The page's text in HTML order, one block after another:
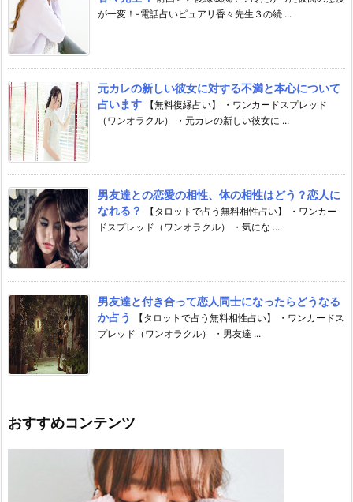
が一変！-電話占いピュアリ香々先生３の続 ...
元カレの新しい彼女に対する不満と本心について
占います
【無料復縁占い】 ・ワンカードスプレッド
（ワンオラクル） ・元カレの新しい彼女に ...
男友達との恋愛の相性、体の相性はどう？恋人に
なれる？
【タロットで占う無料相性占い】 ・ワンカー
ドスプレッド（ワンオラクル） ・気にな ...
男友達と付き合って恋人同士になったらどうなる
か占う
【タロットで占う無料相性占い】 ・ワンカードス
プレッド（ワンオラクル） ・男友達 ...
おすすめコンテンツ